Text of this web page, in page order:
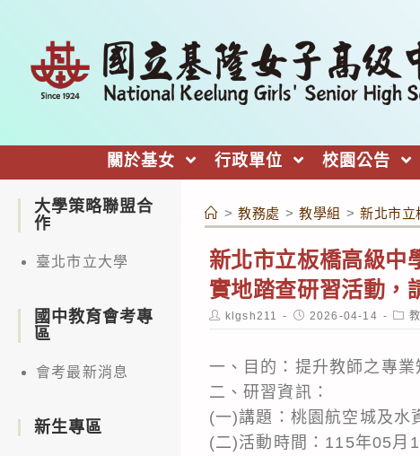
關於基女 行政單位 校園公告
> 教務處 > 教學組 > 新北市立
新北市立板橋高級中
實地踏查研習活動，
Post
author:
klgsh211
Post
published:
2026-04-14
Post
一、目的：提升教師之專
二、研習資訊：
(一)講題：桃園航空城及水
(二)活動時間：115年05月
大學策略聯盟合
作
臺北市立大學
國中教育會考專
區
會考最新消息
新生專區